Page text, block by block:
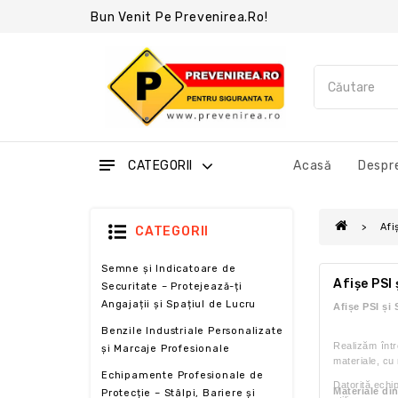
Bun Venit Pe Prevenirea.ro!
CATEGORII Acasă
CATEGORII
Semne și Indicatoare de
Securitate – Protejează-ți
Angajații și Spațiul de Lucru
Benzile Industriale Personalizate
și Marcaje Profesionale
Echipamente Profesionale de
Protecție – Stâlpi, Bariere și
Afișe PSI
Afișe PSI și
Realizăm
materiale, cu
Materiale
Datorită